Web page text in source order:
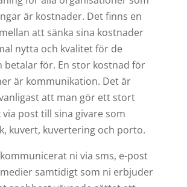
är kostnader. Det finns en
att sänka sina kostnader
nytta och kvalitet för de
betalar för. En stor kostnad för
är kommunikation. Det är
att man gör ett stort
post till sina givare som
kuvert, kuvertering och porto.
ni via sms, e-post
samtidigt som ni erbjuder